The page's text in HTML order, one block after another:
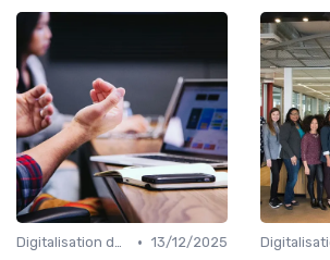
Digitalisation des ventes • 13/12/2025